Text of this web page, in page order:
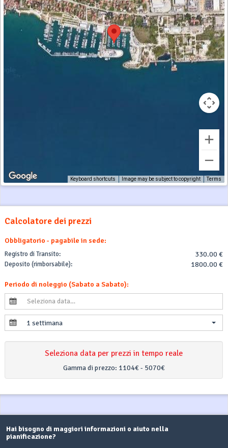
Keyboard shortcuts Image may be subject to copyright Terms
Calcolatore dei prezzi
Obbligatorio - pagabile in sede:
Registro di Transito: 330.00 €
Deposito (rimborsabile): 1800.00 €
Periodo di noleggio (Sabato a Sabato):
1 settimana
Seleziona data per prezzi in tempo reale
Gamma di prezzo: 1104€ - 5070€
Hai bisogno di maggiori informazioni o aiuto nella
pianificazione?